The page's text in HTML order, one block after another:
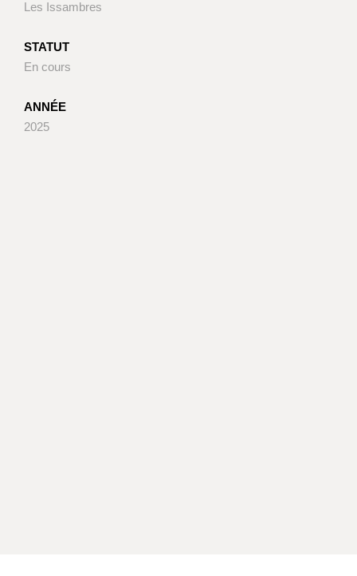
Les Issambres
STATUT
En cours
ANNÉE
2025